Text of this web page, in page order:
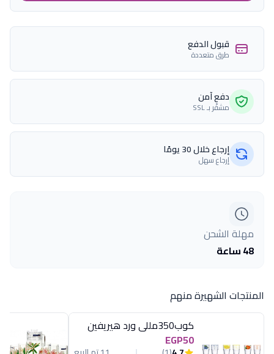
قبول الدفع
طرق متعددة
دفع آمن
مشفّر بـ SSL
إرجاع خلال 30 يومًا
إرجاع سهل
مهلة الشحن
48 ساعة
المنتجات الشهيرة منهم
كوب350مللى ورد هيريفين
EGP50